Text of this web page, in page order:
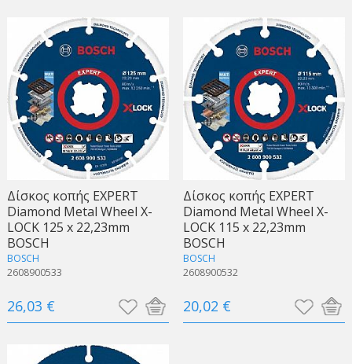
Δίσκος κοπής EXPERT
Diamond Metal Wheel X-
LOCK 125 x 22,23mm
BOSCH
BOSCH
2608900533
26,03 €
Δίσκος κοπής EXPERT
Diamond Metal Wheel X-
LOCK 115 x 22,23mm
BOSCH
BOSCH
2608900532
20,02 €